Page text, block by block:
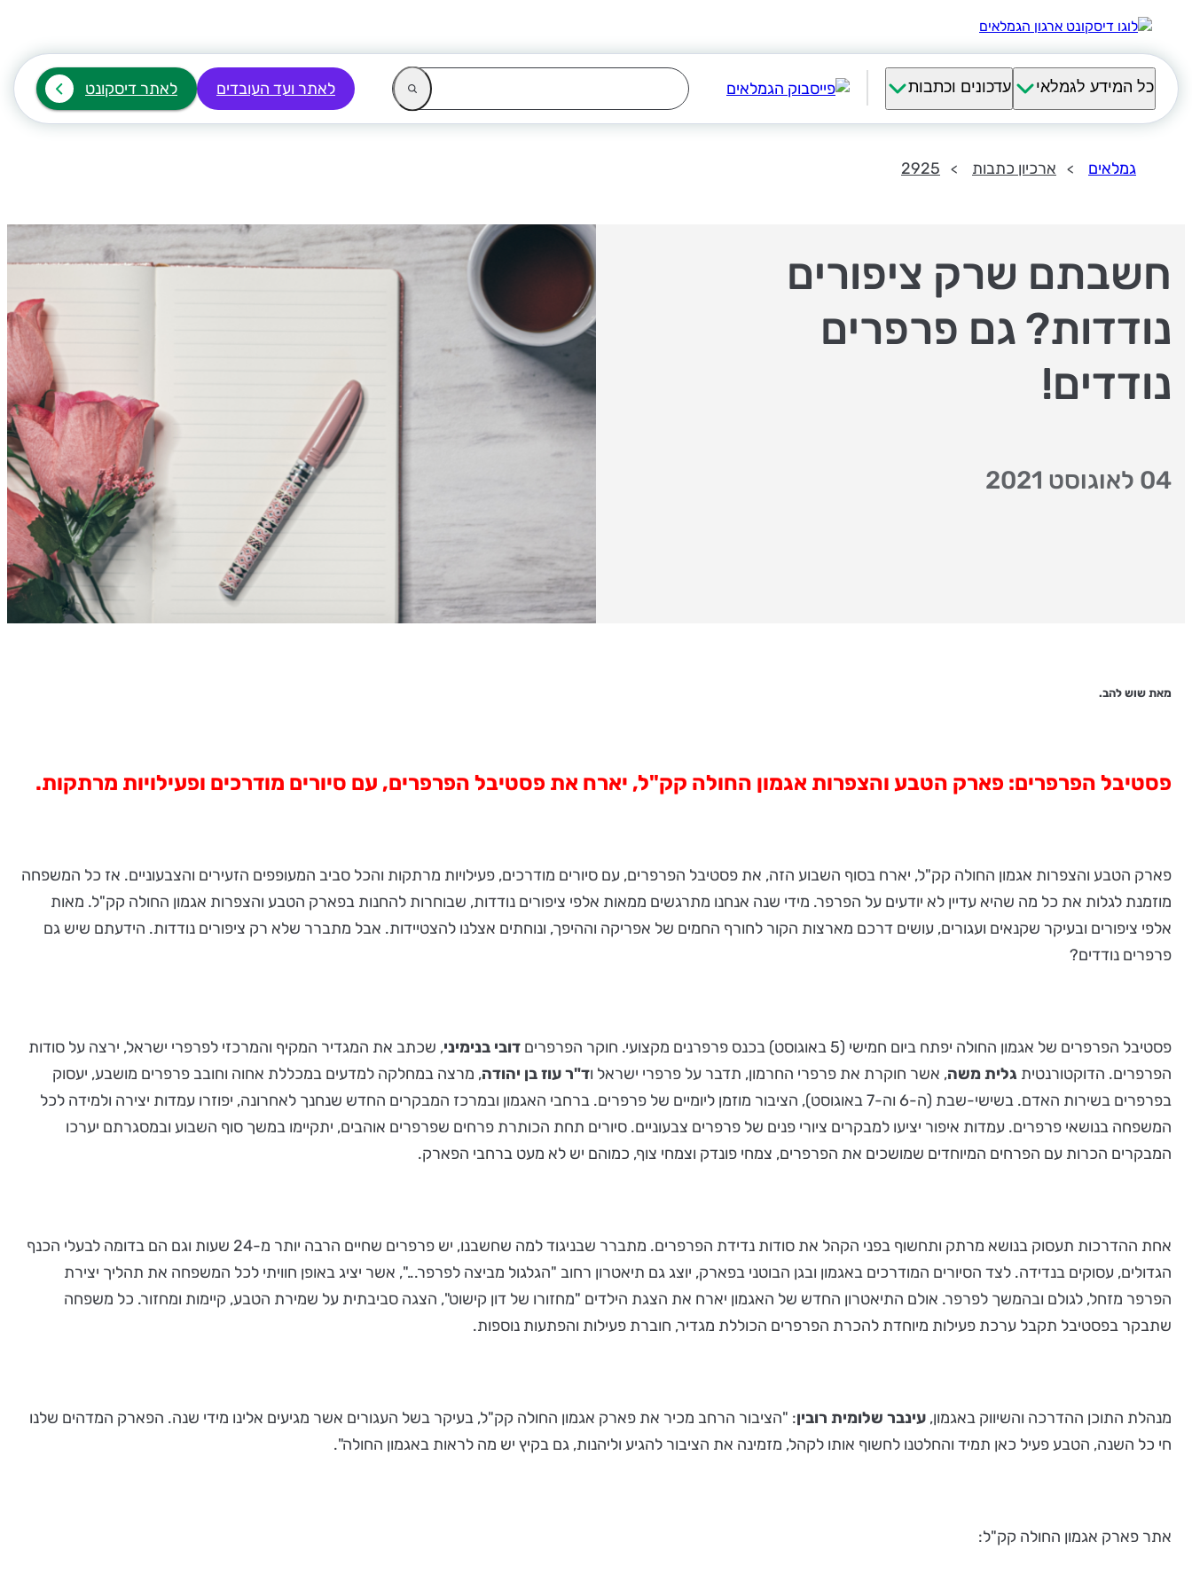
כל המידע לגמלאי עדכונים וכתבות לאתר ועד העובדים לאתר דיסקונט
גמלאים ארכיון כתבות 2925
חשבתם שרק ציפורים
נודדות? גם פרפרים
נודדים!
04 לאוגוסט 2021
מאת שוש להב.
פסטיבל הפרפרים: פארק הטבע והצפרות אגמון החולה קק"ל, יארח את פסטיבל הפרפרים, עם סיורים מודרכים ופעילויות מרתקות.
פארק הטבע והצפרות אגמון החולה קק"ל, יארח בסוף השבוע הזה, את פסטיבל הפרפרים, עם סיורים מודרכים, פעילויות מרתקות והכל סביב המעופפים הזעירים והצבעוניים. אז כל המשפחה
מוזמנת לגלות את כל מה שהיא עדיין לא יודעים על הפרפר. מידי שנה אנחנו מתרגשים ממאות אלפי ציפורים נודדות, שבוחרות להחנות בפארק הטבע והצפרות אגמון החולה קק"ל. מאות
אלפי ציפורים ובעיקר שקנאים ועגורים, עושים דרכם מארצות הקור לחורף החמים של אפריקה וההיפך, ונוחתים אצלנו להצטיידות. אבל מתברר שלא רק ציפורים נודדות. הידעתם שיש גם
פרפרים נודדים?
פסטיבל הפרפרים של אגמון החולה יפתח ביום חמישי (5 באוגוסט) בכנס פרפרנים מקצועי. חוקר הפרפרים דובי בנימיני, שכתב את המגדיר המקיף והמרכזי לפרפרי ישראל, ירצה על סודות
הפרפרים. הדוקטורנטית גלית משה, אשר חוקרת את פרפרי החרמון, תדבר על פרפרי ישראל וד"ר עוז בן יהודה, מרצה במחלקה למדעים במכללת אחוה וחובב פרפרים מושבע, יעסוק
בפרפרים בשירות האדם. בשישי-שבת (ה-6 וה-7 באוגוסט), הציבור מוזמן ליומיים של פרפרים. ברחבי האגמון ובמרכז המבקרים החדש שנחנך לאחרונה, יפוזרו עמדות יצירה ולמידה לכל
המשפחה בנושאי פרפרים. עמדות איפור יציעו למבקרים ציורי פנים של פרפרים צבעוניים. סיורים תחת הכותרת פרחים שפרפרים אוהבים, יתקיימו במשך סוף השבוע ובמסגרתם יערכו
המבקרים הכרות עם הפרחים המיוחדים שמושכים את הפרפרים, צמחי פונדק וצמחי צוף, כמוהם יש לא מעט ברחבי הפארק.
אחת ההדרכות תעסוק בנושא מרתק ותחשוף בפני הקהל את סודות נדידת הפרפרים. מתברר שבניגוד למה שחשבנו, יש פרפרים שחיים הרבה יותר מ-24 שעות וגם הם בדומה לבעלי הכנף
הגדולים, עסוקים בנדידה. לצד הסיורים המודרכים באגמון ובגן הבוטני בפארק, יוצג גם תיאטרון רחוב "הגלגול מביצה לפרפר...", אשר יציג באופן חוויתי לכל המשפחה את תהליך יצירת
הפרפר מזחל, לגולם ובהמשך לפרפר. אולם התיאטרון החדש של האגמון יארח את הצגת הילדים "מחזורו של דון קישוט", הצגה סביבתית על שמירת הטבע, קיימות ומחזור. כל משפחה
שתבקר בפסטיבל תקבל ערכת פעילות מיוחדת להכרת הפרפרים הכוללת מגדיר, חוברת פעילות והפתעות נוספות.
מנהלת התוכן ההדרכה והשיווק באגמון, עינבר שלומית רובין: "הציבור הרחב מכיר את פארק אגמון החולה קק"ל, בעיקר בשל העגורים אשר מגיעים אלינו מידי שנה. הפארק המדהים שלנו
חי כל השנה, הטבע פעיל כאן תמיד והחלטנו לחשוף אותו לקהל, מזמינה את הציבור להגיע וליהנות, גם בקיץ יש מה לראות באגמון החולה".
אתר פארק אגמון החולה קק"ל: